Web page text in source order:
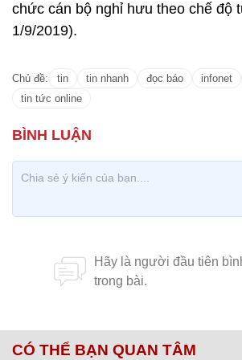
chức cán bộ nghỉ hưu theo chế độ
1/9/2019).
Chủ đề: tin tin nhanh đọc báo infonet
tin tức online
CÓ THỂ BẠN QUAN TÂM